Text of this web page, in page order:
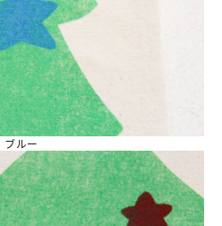
ブルー